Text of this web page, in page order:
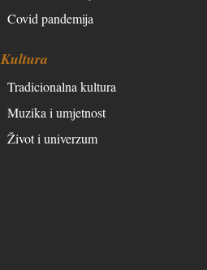
Covid pandemija
Kultura
Tradicionalna kultura
Muzika i umjetnost
Život i univerzum